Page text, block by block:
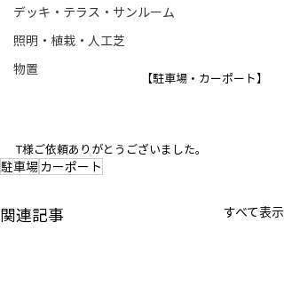
デッキ・テラス・サンルーム
照明・植栽・人工芝
物置
【駐車場・カーポート】
T様ご依頼ありがとうございました。
駐車場 カーポート
関連記事 すべて表示